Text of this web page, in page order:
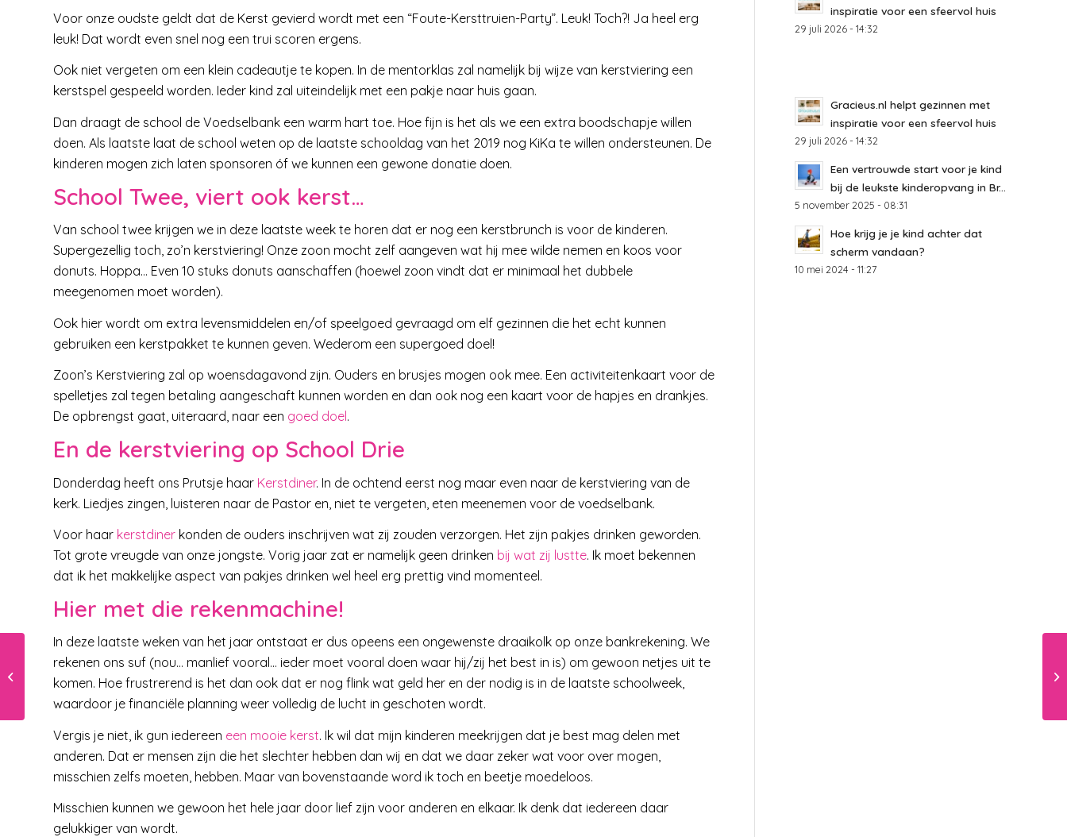
Voor onze oudste geldt dat de Kerst gevierd wordt met een “Foute-Kersttruien-Party”. Leuk! Toch?! Ja heel erg
leuk! Dat wordt even snel nog een trui scoren ergens.
Ook niet vergeten om een klein cadeautje te kopen. In de mentorklas zal namelijk bij wijze van kerstviering een
kerstspel gespeeld worden. Ieder kind zal uiteindelijk met een pakje naar huis gaan.
Dan draagt de school de Voedselbank een warm hart toe. Hoe fijn is het als we een extra boodschapje willen
doen. Als laatste laat de school weten op de laatste schooldag van het 2019 nog KiKa te willen ondersteunen. De
kinderen mogen zich laten sponsoren óf we kunnen een gewone donatie doen.
School Twee, viert ook kerst…
Van school twee krijgen we in deze laatste week te horen dat er nog een kerstbrunch is voor de kinderen.
Supergezellig toch, zo’n kerstviering! Onze zoon mocht zelf aangeven wat hij mee wilde nemen en koos voor
donuts. Hoppa… Even 10 stuks donuts aanschaffen (hoewel zoon vindt dat er minimaal het dubbele
meegenomen moet worden).
Ook hier wordt om extra levensmiddelen en/of speelgoed gevraagd om elf gezinnen die het echt kunnen
gebruiken een kerstpakket te kunnen geven. Wederom een supergoed doel!
Zoon’s Kerstviering zal op woensdagavond zijn. Ouders en brusjes mogen ook mee. Een activiteitenkaart voor de
spelletjes zal tegen betaling aangeschaft kunnen worden en dan ook nog een kaart voor de hapjes en drankjes.
De opbrengst gaat, uiteraard, naar een goed doel.
En de kerstviering op School Drie
Donderdag heeft ons Prutsje haar Kerstdiner. In de ochtend eerst nog maar even naar de kerstviering van de
kerk. Liedjes zingen, luisteren naar de Pastor en, niet te vergeten, eten meenemen voor de voedselbank.
Voor haar kerstdiner konden de ouders inschrijven wat zij zouden verzorgen. Het zijn pakjes drinken geworden.
Tot grote vreugde van onze jongste. Vorig jaar zat er namelijk geen drinken bij wat zij lustte. Ik moet bekennen
dat ik het makkelijke aspect van pakjes drinken wel heel erg prettig vind momenteel.
Hier met die rekenmachine!
In deze laatste weken van het jaar ontstaat er dus opeens een ongewenste draaikolk op onze bankrekening. We
rekenen ons suf (nou… manlief vooral… ieder moet vooral doen waar hij/zij het best in is) om gewoon netjes uit te
komen. Hoe frustrerend is het dan ook dat er nog flink wat geld her en der nodig is in de laatste schoolweek,
waardoor je financiële planning weer volledig de lucht in geschoten wordt.
Vergis je niet, ik gun iedereen een mooie kerst. Ik wil dat mijn kinderen meekrijgen dat je best mag delen met
anderen. Dat er mensen zijn die het slechter hebben dan wij en dat we daar zeker wat voor over mogen,
misschien zelfs moeten, hebben. Maar van bovenstaande word ik toch en beetje moedeloos.
Misschien kunnen we gewoon het hele jaar door lief zijn voor anderen en elkaar. Ik denk dat iedereen daar
gelukkiger van wordt.
inspiratie voor een sfeervol huis
29 juli 2026 - 14:32
Gracieus.nl helpt gezinnen met
inspiratie voor een sfeervol huis
29 juli 2026 - 14:32
Een vertrouwde start voor je kind
bij de leukste kinderopvang in Br...
5 november 2025 - 08:31
Hoe krijg je je kind achter dat
scherm vandaan?
10 mei 2024 - 11:27
Microgolfoven
aanschaffen: dit moet